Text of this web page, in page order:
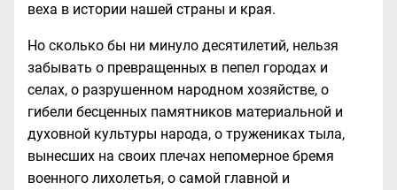
веха в истории нашей страны и края.
Но сколько бы ни минуло десятилетий, нельзя
забывать о превращенных в пепел городах и
селах, о разрушенном народном хозяйстве, о
гибели бесценных памятников материальной и
духовной культуры народа, о тружениках тыла,
вынесших на своих плечах непомерное бремя
военного лихолетья, о самой главной и